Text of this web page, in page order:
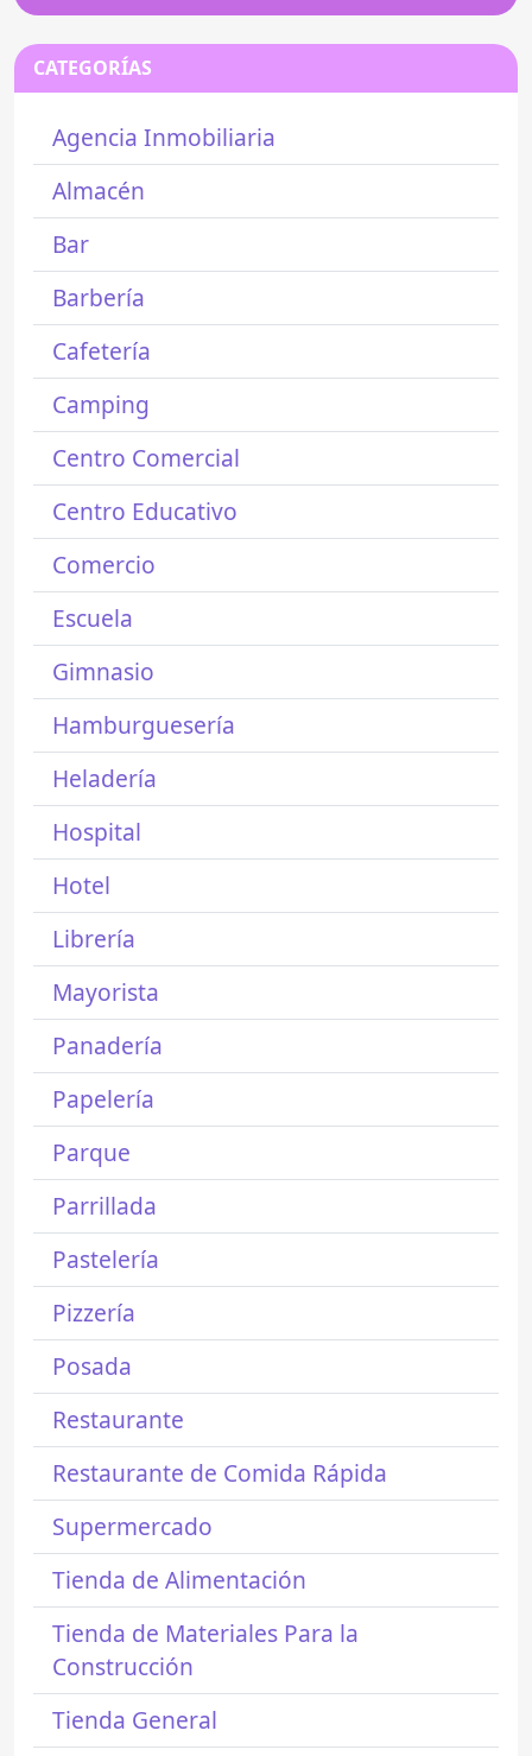
CATEGORÍAS
Agencia Inmobiliaria
Almacén
Bar
Barbería
Cafetería
Camping
Centro Comercial
Centro Educativo
Comercio
Escuela
Gimnasio
Hamburguesería
Heladería
Hospital
Hotel
Librería
Mayorista
Panadería
Papelería
Parque
Parrillada
Pastelería
Pizzería
Posada
Restaurante
Restaurante de Comida Rápida
Supermercado
Tienda de Alimentación
Tienda de Materiales Para la
Construcción
Tienda General